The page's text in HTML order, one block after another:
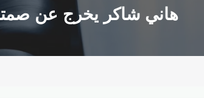
هاني شاكر يخرج عن